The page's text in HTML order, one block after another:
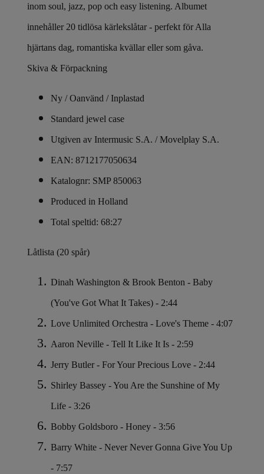
inom soul, jazz, pop och easy listening. Albumet
innehåller 20 tidlösa kärlekslåtar - perfekt för Alla
hjärtans dag, romantiska kvällar eller som gåva.
Skiva & Förpackning
Ny / Oanvänd / Inplastad
Standard jewel case
Utgiven av Intermusic S.A. / Movelplay S.A.
EAN: 8712177050634
Katalognr: SMP 850063
Produced in Holland
Total speltid: 68:27
Låtlista (20 spår)
Dinah Washington & Brook Benton - Baby
(You've Got What It Takes) - 2:44
Love Unlimited Orchestra - Love's Theme - 4:07
Aaron Neville - Tell It Like It Is - 2:59
Jerry Butler - For Your Precious Love - 2:44
Shirley Bassey - You Are the Sunshine of My
Life - 3:26
Bobby Goldsboro - Honey - 3:56
Barry White - Never Never Gonna Give You Up
- 7:57